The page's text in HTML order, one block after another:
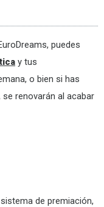
puedes
y tus
o bien si has
renovarán al acabar
de premiación,